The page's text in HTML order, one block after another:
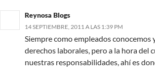
Reynosa Blogs
14 SEPTIEMBRE, 2011 A LAS 1:39 PM
Siempre como empleados conocemos
derechos laborales, pero a la hora del
nuestras responsabilidades, ahí es